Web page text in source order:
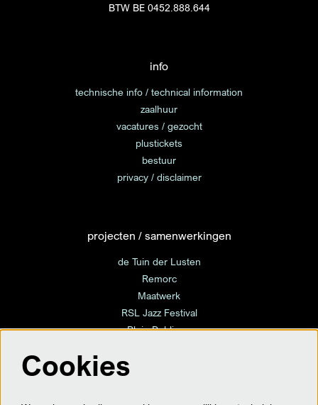
BTW BE 0452.888.644
info
technische info / technical information
zaalhuur
vacatures / gezocht
plustickets
bestuur
privacy / disclaimer
projecten / samenwerkingen
de Tuin der Lusten
Remorc
Maatwerk
RSL Jazz Festival
Plein Publique
Cookies